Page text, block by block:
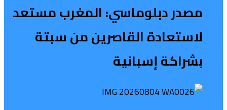
مصدر دبلوماسي: المغرب مستعد
لاستعادة القاصرين من سبتة
بشراكة إسبانية